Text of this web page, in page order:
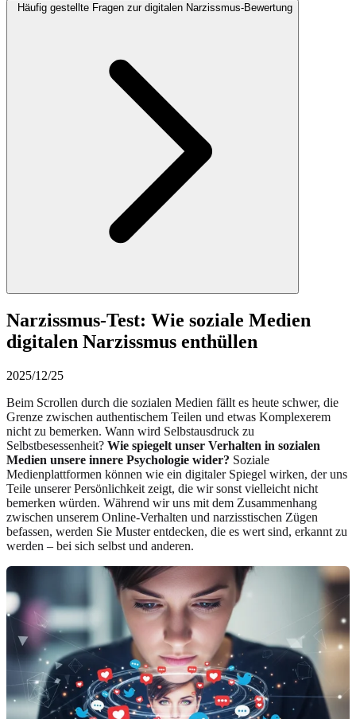
Häufig gestellte Fragen zur digitalen Narzissmus-Bewertung
Narzissmus-Test: Wie soziale Medien
digitalen Narzissmus enthüllen
2025/12/25
Beim Scrollen durch die sozialen Medien fällt es heute schwer, die
Grenze zwischen authentischem Teilen und etwas Komplexerem
nicht zu bemerken. Wann wird Selbstausdruck zu
Selbstbesessenheit? Wie spiegelt unser Verhalten in sozialen
Medien unsere innere Psychologie wider? Soziale
Medienplattformen können wie ein digitaler Spiegel wirken, der uns
Teile unserer Persönlichkeit zeigt, die wir sonst vielleicht nicht
bemerken würden. Während wir uns mit dem Zusammenhang
zwischen unserem Online-Verhalten und narzisstischen Zügen
befassen, werden Sie Muster entdecken, die es wert sind, erkannt zu
werden – bei sich selbst und anderen.